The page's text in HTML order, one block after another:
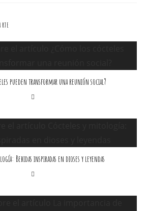
pueden transformar una reunión social?
Bebidas inspiradas en dioses y leyendas